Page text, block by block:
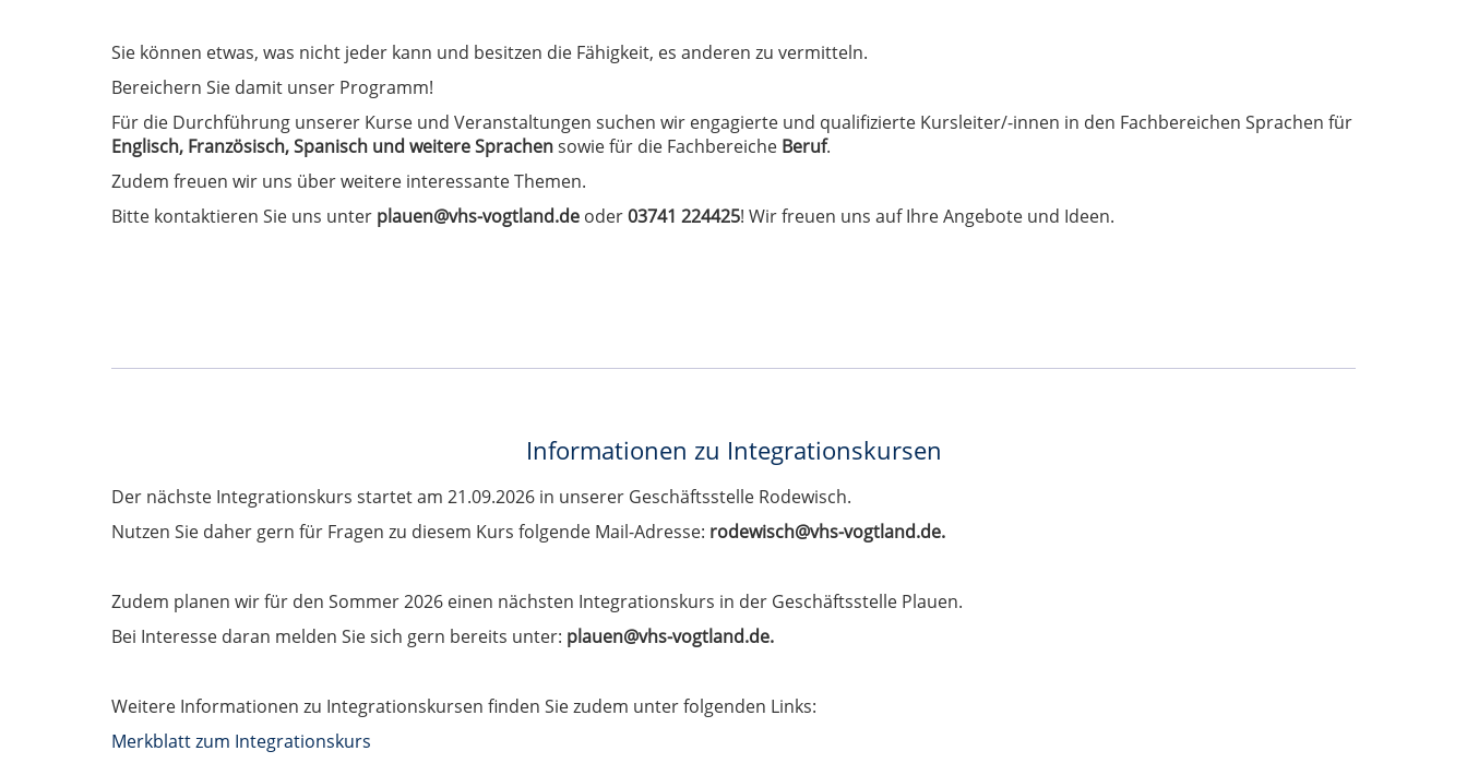
Sie können etwas, was nicht jeder kann und besitzen die Fähigkeit, es anderen zu vermitteln.
Bereichern Sie damit unser Programm!
Für die Durchführung unserer Kurse und Veranstaltungen suchen wir engagierte und qualifizierte Kursleiter/-innen in den Fachbereichen Sprachen für
Englisch, Französisch, Spanisch und weitere Sprachensowie für die Fachbereiche Beruf.
Zudem freuen wir uns über weitere interessante Themen.
Bitte kontaktieren Sie uns unter plauen@vhs-vogtland.de oder03741 224425! Wir freuen uns auf Ihre Angebote und Ideen.
Informationen zu Integrationskursen
Der nächste Integrationskurs startet am 21.09.2026 in unserer Geschäftsstelle Rodewisch.
Nutzen Sie daher gern für Fragen zu diesem Kurs folgende Mail-Adresse: rodewisch@vhs-vogtland.de.
Zudem planen wir für den Sommer 2026 einen nächsten Integrationskurs in der Geschäftsstelle Plauen.
Bei Interesse daran melden Sie sich gern bereits unter: plauen@vhs-vogtland.de.
Weitere Informationen zu Integrationskursen finden Sie zudem unter folgenden Links:
Merkblatt zum Integrationskurs